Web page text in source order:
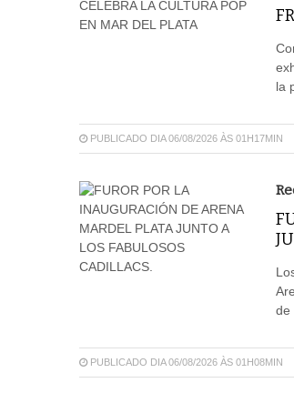
la
PUBLICADO DIA 06/08/2026 ÀS 01H17MIN
de
PUBLICADO DIA 06/08/2026 ÀS 01H08MIN